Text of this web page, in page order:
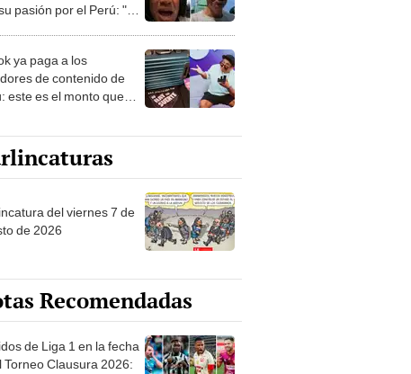
pasión por el Perú: "Mi
ya paga a los
de contenido de
este es el monto que
del viernes 7 de
de 2026
Recomendadas
de Liga 1 en la fecha
Torneo Clausura 2026: